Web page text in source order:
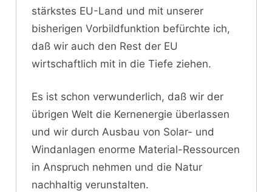
stärkstes EU-Land und mit unserer
bisherigen Vorbildfunktion befürchte ich,
daß wir auch den Rest der EU
wirtschaftlich mit in die Tiefe ziehen.
Es ist schon verwunderlich, daß wir der
übrigen Welt die Kernenergie überlassen
und wir durch Ausbau von Solar- und
Windanlagen enorme Material-Ressourcen
in Anspruch nehmen und die Natur
nachhaltig verunstalten.